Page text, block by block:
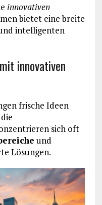
innovativen
bietet eine breite
intelligenten
innovativen
frische Ideen
sich oft
und
Lösungen.